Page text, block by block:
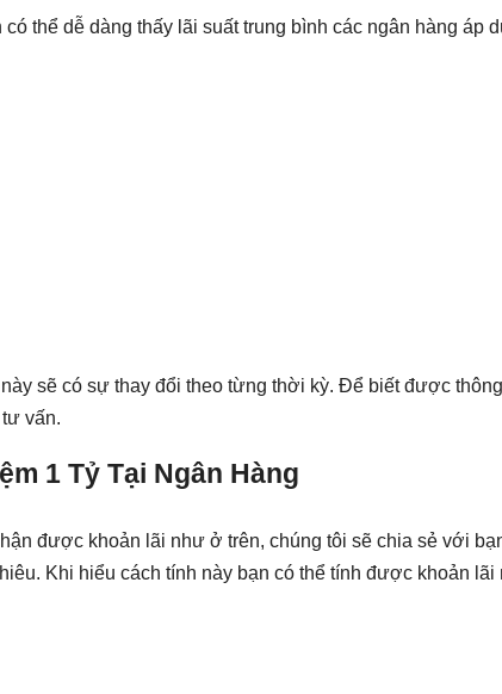
thể dễ dàng thấy lãi suất trung bình các ngân hàng áp
sẽ có sự thay đổi theo từng thời kỳ. Để biết được
vấn.
1 Tỷ Tại Ngân Hàng
được khoản lãi như ở trên, chúng tôi sẽ chia sẻ với
Khi hiểu cách tính này bạn có thể tính được khoản